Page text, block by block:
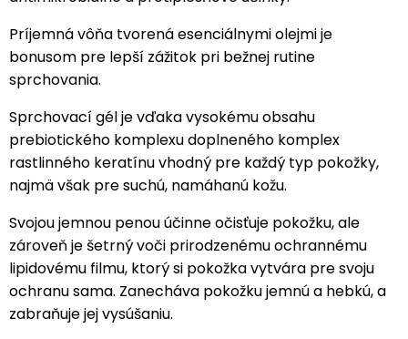
Príjemná vôňa tvorená esenciálnymi olejmi je
bonusom pre lepší zážitok pri bežnej rutine
sprchovania.
Sprchovací gél je vďaka vysokému obsahu
prebiotického komplexu doplneného komplex
rastlinného keratínu vhodný pre každý typ pokožky,
najmä však pre suchú, namáhanú kožu.
Svojou jemnou penou účinne očisťuje pokožku, ale
zároveň je šetrný voči prirodzenému ochrannému
lipidovému filmu, ktorý si pokožka vytvára pre svoju
ochranu sama. Zanecháva pokožku jemnú a hebkú, a
zabraňuje jej vysúšaniu.